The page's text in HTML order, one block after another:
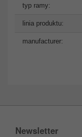
typ ramy:
linia produktu:
manufacturer:
Newsletter